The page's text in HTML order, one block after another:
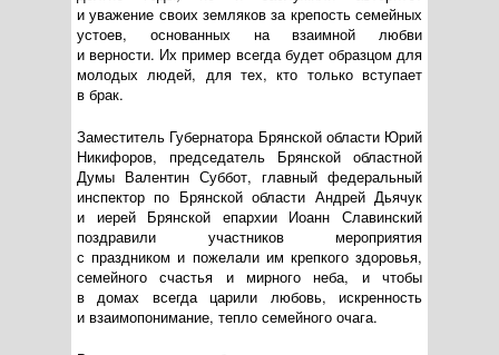
и уважение своих земляков за крепость семейных
устоев, основанных на взаимной любви
и верности. Их пример всегда будет образцом для
молодых людей, для тех, кто только вступает
в брак.
Заместитель Губернатора Брянской области Юрий
Никифоров, председатель Брянской областной
Думы Валентин Суббот, главный федеральный
инспектор по Брянской области Андрей Дьячук
и иерей Брянской епархии Иоанн Славинский
поздравили участников мероприятия
с праздником и пожелали им крепкого здоровья,
семейного счастья и мирного неба, и чтобы
в домах всегда царили любовь, искренность
и взаимопонимание, тепло семейного очага.